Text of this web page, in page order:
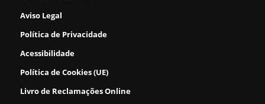
Aviso Legal
Política de Privacidade
Acessibilidade
Política de Cookies (UE)
Livro de Reclamações Online